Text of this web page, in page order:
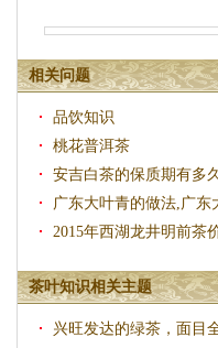
相关问题
品饮知识
桃花普洱茶
安吉白茶的保质期有多
时间
广东大叶青的做法,广东
2015年西湖龙井明前茶
茶叶知识相关主题
兴旺发达的绿茶，面目